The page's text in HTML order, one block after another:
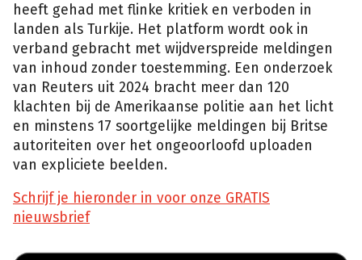
heeft gehad met flinke kritiek en verboden in
landen als Turkije. Het platform wordt ook in
verband gebracht met wijdverspreide meldingen
van inhoud zonder toestemming. Een onderzoek
van Reuters uit 2024 bracht meer dan 120
klachten bij de Amerikaanse politie aan het licht
en minstens 17 soortgelijke meldingen bij Britse
autoriteiten over het ongeoorloofd uploaden
van expliciete beelden.
Schrijf je hieronder in voor onze GRATIS
nieuwsbrief